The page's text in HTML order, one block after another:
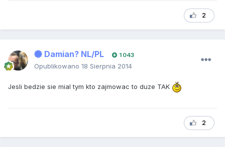
2
Damian? NL/PL 1 043
Opublikowano 18 Sierpnia 2014
Jesli bedzie sie mial tym kto zajmowac to duze TAK
2